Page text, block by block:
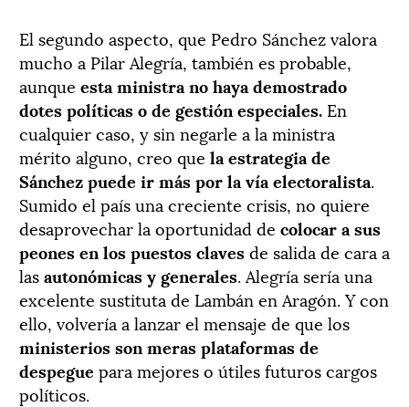
El segundo aspecto, que Pedro Sánchez valora
mucho a Pilar Alegría, también es probable,
aunque esta ministra no haya demostrado
dotes políticas o de gestión especiales. En
cualquier caso, y sin negarle a la ministra
mérito alguno, creo que la estrategia de
Sánchez puede ir más por la vía electoralista.
Sumido el país una creciente crisis, no quiere
desaprovechar la oportunidad de colocar a sus
peones en los puestos clavesde salida de cara a
lasautonómicas y generales. Alegría sería una
excelente sustituta de Lambán en Aragón. Y con
ello, volvería a lanzar el mensaje de que los
ministerios son meras plataformas de
despegue para mejores o útiles futuros cargos
políticos.